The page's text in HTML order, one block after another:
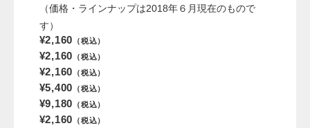
（価格・ラインナップは2018年６月現在のもので
す）
¥2,160 （税込）
¥2,160 （税込）
¥2,160 （税込）
¥5,400 （税込）
¥9,180 （税込）
¥2,160 （税込）